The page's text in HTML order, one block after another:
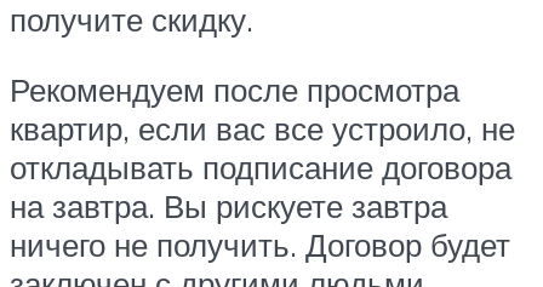
получите скидку.
Рекомендуем после просмотра
квартир, если вас все устроило, не
откладывать подписание договора
на завтра. Вы рискуете завтра
ничего не получить. Договор будет